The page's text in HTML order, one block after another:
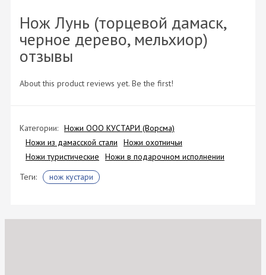
Нож Лунь (торцевой дамаск,
черное дерево, мельхиор)
отзывы
About this product reviews yet. Be the first!
Категории: Ножи ООО КУСТАРИ (Ворсма)
Ножи из дамасской стали
Ножи охотничьи
Ножи туристические
Ножи в подарочном исполнении
Теги:
нож кустари